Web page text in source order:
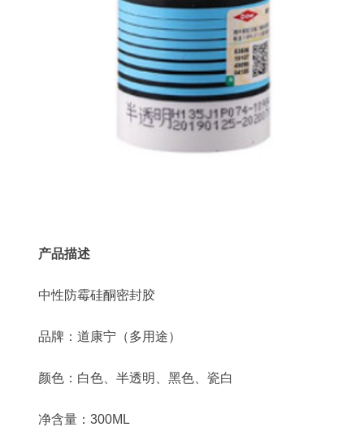
产品描述
中性防霉硅酮密封胶
品牌：道康宁（多用途）
颜色：白色、半透明、黑色、瓷白
净含量：300ML